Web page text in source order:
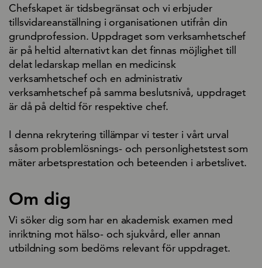
Chefskapet är tidsbegränsat och vi erbjuder
tillsvidareanställning i organisationen utifrån din
grundprofession. Uppdraget som verksamhetschef
är på heltid alternativt kan det finnas möjlighet till
delat ledarskap mellan en medicinsk
verksamhetschef och en administrativ
verksamhetschef på samma beslutsnivå, uppdraget
är då på deltid för respektive chef.
I denna rekrytering tillämpar vi tester i vårt urval
såsom problemlösnings- och personlighetstest som
mäter arbetsprestation och beteenden i arbetslivet.
Om dig
Vi söker dig som har en akademisk examen med
inriktning mot hälso- och sjukvård, eller annan
utbildning som bedöms relevant för uppdraget.